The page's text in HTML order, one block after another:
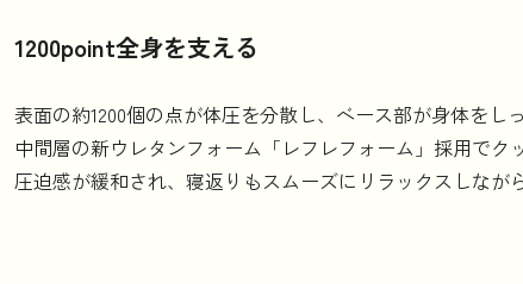
1200point全身を支える
表面の約1200個の点が体圧を分散し、ベース部が身体をし
中間層の新ウレタンフォーム「レフレフォーム」採用でク
圧迫感が緩和され、寝返りもスムーズにリラックスしなが